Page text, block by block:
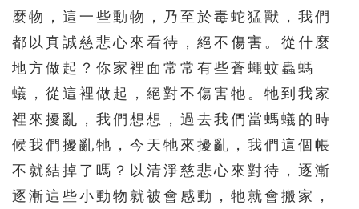
麼物，這一些動物，乃至於毒蛇猛獸，我們
都以真誠慈悲心來看待，絕不傷害。從什麼
地方做起？你家裡面常常有些蒼蠅蚊蟲螞
蟻，從這裡做起，絕對不傷害牠。牠到我家
裡來擾亂，我們想想，過去我們當螞蟻的時
候我們擾亂牠，今天牠來擾亂，我們這個帳
不就結掉了嗎？以清淨慈悲心來對待，逐漸
逐漸這些小動物就被會感動，牠就會搬家，